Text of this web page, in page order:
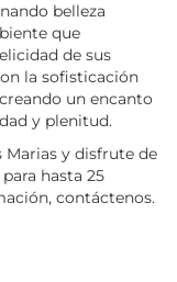
belleza
que
de sus
la sofisticación
un encanto
y plenitud.
Marias y disfrute de
hasta 25
contáctenos.